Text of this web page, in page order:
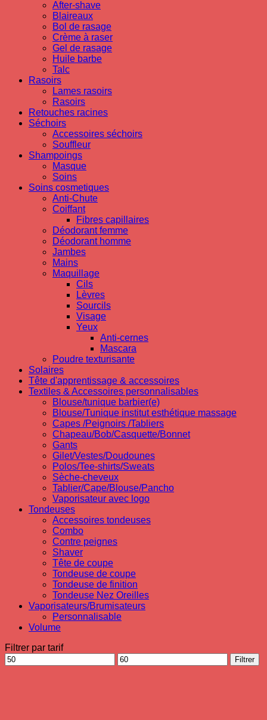
After-shave
Blaireaux
Bol de rasage
Crème à raser
Gel de rasage
Huile barbe
Talc
Rasoirs
Lames rasoirs
Rasoirs
Retouches racines
Séchoirs
Accessoires séchoirs
Souffleur
Shampoings
Masque
Soins
Soins cosmetiques
Anti-Chute
Coiffant
Fibres capillaires
Déodorant femme
Déodorant homme
Jambes
Mains
Maquillage
Cils
Lèvres
Sourcils
Visage
Yeux
Anti-cernes
Mascara
Poudre texturisante
Solaires
Tête d'apprentissage & accessoires
Textiles & Accessoires personnalisables
Blouse/tunique barbier(e)
Blouse/Tunique institut esthétique massage
Capes /Peignoirs /Tabliers
Chapeau/Bob/Casquette/Bonnet
Gants
Gilet/Vestes/Doudounes
Polos/Tee-shirts/Sweats
Sèche-cheveux
Tablier/Cape/Blouse/Pancho
Vaporisateur avec logo
Tondeuses
Accessoires tondeuses
Combo
Contre peignes
Shaver
Tête de coupe
Tondeuse de coupe
Tondeuse de finition
Tondeuse Nez Oreilles
Vaporisateurs/Brumisateurs
Personnalisable
Volume
Filtrer par tarif
Prix
min
Prix
max
Filtrer